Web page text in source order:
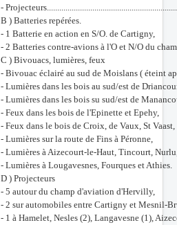
-
B ) Batteries repérées.
- 1 Batterie en action en S/O. de Cartigny,
- 2 Batteries contre-avions à l'O et N/O du
C ) Bivouacs, lumières, feux
- Bivouac éclairé au sud de Moislans ( éteint
- Lumières dans les bois au sud/est de
- Lumières dans les bois su sud/est de
- Feux dans les bois de l'Epinette et Epehy,
- Feux dans le bois de Croix, de Vaux, St Vaast,
- Lumières sur la route de Fins à Péronne,
- Lumières à Aizecourt-le-Haut, Tincourt,
- Lumières à Lougavesnes, Fourques et Athies.
D ) Projecteurs
- 5 autour du champ d'aviation d'Hervilly,
- 2 sur automobiles entre Cartigny et Mesnil-
- 1 à Hamelet, Nesles (2), Langavesne (1),